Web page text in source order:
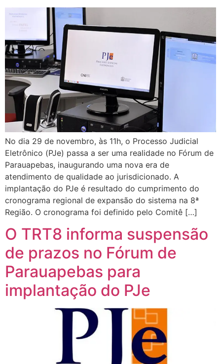
No dia 29 de novembro, às 11h, o Processo Judicial
Eletrônico (PJe) passa a ser uma realidade no Fórum de
Parauapebas, inaugurando uma nova era de
atendimento de qualidade ao jurisdicionado. A
implantação do PJe é resultado do cumprimento do
cronograma regional de expansão do sistema na 8ª
Região. O cronograma foi definido pelo Comitê […]
O TRT8 informa suspensão
de prazos no Fórum de
Parauapebas para
implantação do PJe